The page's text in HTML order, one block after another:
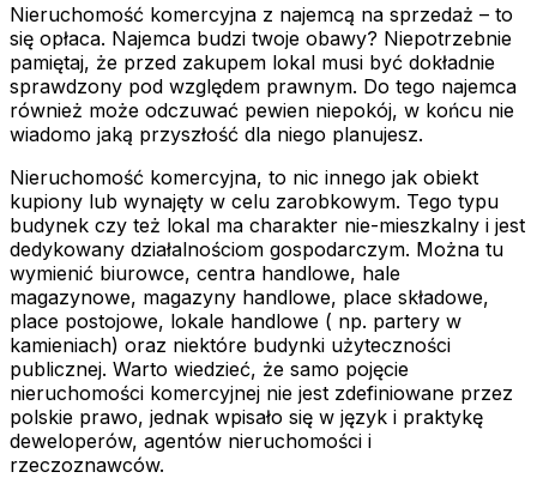
Nieruchomość komercyjna z najemcą na sprzedaż – to
się opłaca. Najemca budzi twoje obawy? Niepotrzebnie
pamiętaj, że przed zakupem lokal musi być dokładnie
sprawdzony pod względem prawnym. Do tego najemca
również może odczuwać pewien niepokój, w końcu nie
wiadomo jaką przyszłość dla niego planujesz.
Nieruchomość komercyjna, to nic innego jak obiekt
kupiony lub wynajęty w celu zarobkowym. Tego typu
budynek czy też lokal ma charakter nie-mieszkalny i jest
dedykowany działalnościom gospodarczym. Można tu
wymienić biurowce, centra handlowe, hale
magazynowe, magazyny handlowe, place składowe,
place postojowe, lokale handlowe ( np. partery w
kamieniach) oraz niektóre budynki użyteczności
publicznej. Warto wiedzieć, że samo pojęcie
nieruchomości komercyjnej nie jest zdefiniowane przez
polskie prawo, jednak wpisało się w język i praktykę
deweloperów, agentów nieruchomości i
rzeczoznawców.